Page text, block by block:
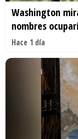
Washington
nombres
Hace 1 día